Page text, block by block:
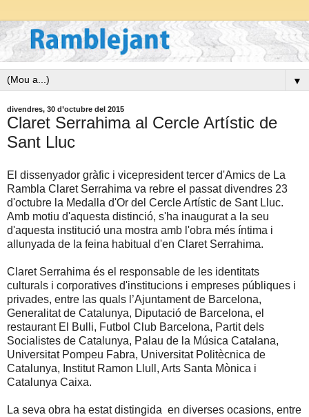
▼
divendres, 30 d’octubre del 2015
Claret Serrahima al Cercle Artístic de
Sant Lluc
El dissenyador gràfic i vicepresident tercer d'Amics de La
Rambla Claret Serrahima va rebre el passat divendres 23
d'octubre la Medalla d'Or del Cercle Artístic de Sant Lluc.
Amb motiu d'aquesta distinció, s'ha inaugurat a la seu
d'aquesta institució una mostra amb l'obra més íntima i
allunyada de la feina habitual d'en Claret Serrahima.
Claret Serrahima és el responsable de les identitats
culturals i corporatives d'institucions i empreses públiques i
privades, entre las quals l’Ajuntament de Barcelona,
Generalitat de Catalunya, Diputació de Barcelona, el
restaurant El Bulli, Futbol Club Barcelona, Partit dels
Socialistes de Catalunya, Palau de la Música Catalana,
Universitat Pompeu Fabra, Universitat Politècnica de
Catalunya, Institut Ramon Llull, Arts Santa Mònica i
Catalunya Caixa.
La seva obra ha estat distingida en diverses ocasions, entre